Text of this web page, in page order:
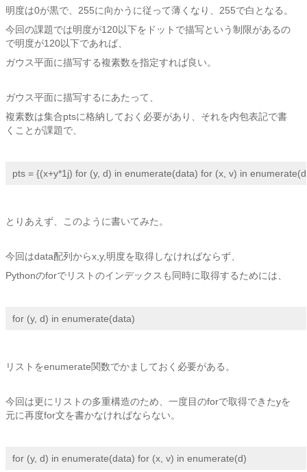
明度は0が黒で、255に向かうに従って薄くなり、255で白となる。
今回の課題では明度が120以下をドットで描写という制限があるの
で明度が120以下であれば、
ガウス平面に描写する複素数を指定すれば良い。
ガウス平面に描写するにあたって、
複素数は集合ptsに格納しておく必要があり、それを内包表記で書
くことが課題で、
pts = {(x+y*1j) for (y, d) in enumerate(data) for (x, v) in
とりあえず、このように書いてみた。
今回はdata配列からx,y,明度を取得しなければならず、
Pythonのforでリストのインデックスも同時に取得するためには、
for (y, d) in enumerate(data)
リストをenumerate関数でかましておく必要がある。
今回は更にリストの多重構造のため、一度目のforで取得できたyを
元に再度for文を書かなければならない。
for (y, d) in enumerate(data) for (x, v) in enumerate(d)